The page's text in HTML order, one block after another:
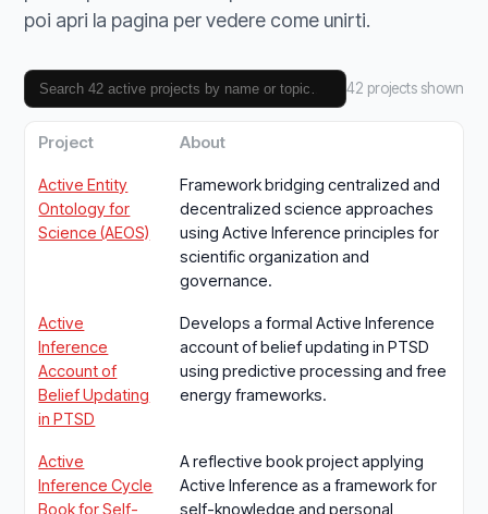
poi apri la pagina per vedere come unirti.
42 projects shown
Project About
Active Entity
Ontology for
Science (AEOS)
Framework bridging centralized and
decentralized science approaches
using Active Inference principles for
scientific organization and
governance.
Active
Inference
Account of
Belief Updating
in PTSD
Develops a formal Active Inference
account of belief updating in PTSD
using predictive processing and free
energy frameworks.
Active
Inference Cycle
Book for Self-
A reflective book project applying
Active Inference as a framework for
self-knowledge and personal